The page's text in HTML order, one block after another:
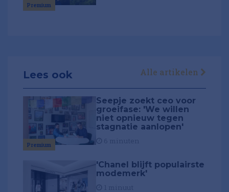
Premium
Lees ook Alle artikelen
Premium
Seepje zoekt ceo voor
groeifase: 'We willen
niet opnieuw tegen
stagnatie aanlopen'
'Chanel blijft populairste
modemerk'